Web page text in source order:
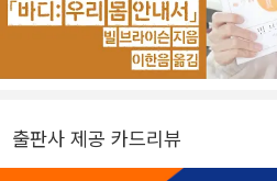
출판사 제공 카드리뷰